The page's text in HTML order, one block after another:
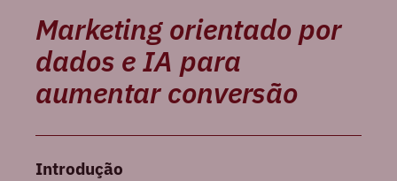
Marketing orientado por
dados e IA para
aumentar conversão
Introdução